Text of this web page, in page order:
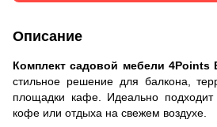
Описание
Комплект садовой мебели 4Points
стильное решение для балкона,
площадки кафе. Идеально подходит
кофе или отдыха на свежем воздухе.